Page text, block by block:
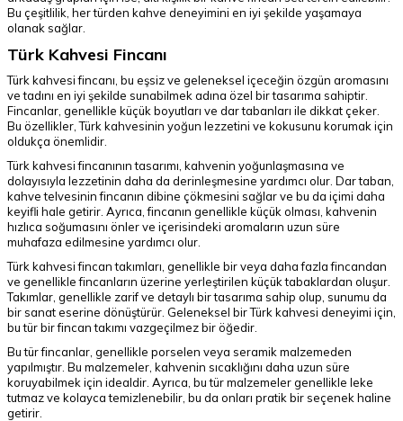
Bu çeşitlilik, her türden kahve deneyimini en iyi şekilde yaşamaya
olanak sağlar.
Türk Kahvesi Fincanı
Türk kahvesi fincanı, bu eşsiz ve geleneksel içeceğin özgün aromasını
ve tadını en iyi şekilde sunabilmek adına özel bir tasarıma sahiptir.
Fincanlar, genellikle küçük boyutları ve dar tabanları ile dikkat çeker.
Bu özellikler, Türk kahvesinin yoğun lezzetini ve kokusunu korumak için
oldukça önemlidir.
Türk kahvesi fincanının tasarımı, kahvenin yoğunlaşmasına ve
dolayısıyla lezzetinin daha da derinleşmesine yardımcı olur. Dar taban,
kahve telvesinin fincanın dibine çökmesini sağlar ve bu da içimi daha
keyifli hale getirir. Ayrıca, fincanın genellikle küçük olması, kahvenin
hızlıca soğumasını önler ve içerisindeki aromaların uzun süre
muhafaza edilmesine yardımcı olur.
Türk kahvesi fincan takımları, genellikle bir veya daha fazla fincandan
ve genellikle fincanların üzerine yerleştirilen küçük tabaklardan oluşur.
Takımlar, genellikle zarif ve detaylı bir tasarıma sahip olup, sunumu da
bir sanat eserine dönüştürür. Geleneksel bir Türk kahvesi deneyimi için,
bu tür bir fincan takımı vazgeçilmez bir öğedir.
Bu tür fincanlar, genellikle porselen veya seramik malzemeden
yapılmıştır. Bu malzemeler, kahvenin sıcaklığını daha uzun süre
koruyabilmek için idealdir. Ayrıca, bu tür malzemeler genellikle leke
tutmaz ve kolayca temizlenebilir, bu da onları pratik bir seçenek haline
getirir.